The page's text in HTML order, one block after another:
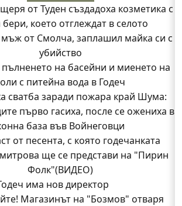
от Туден създадоха козметика с
което отглеждат в селото
от Смолча, заплашил майка си с
убийство
на басейни и миенето на
с питейна вода в Годеч
сватба заради пожара край Шума:
първо гасиха, после се ожениха в
база във Войнеговци
от песента, с която годечанката
ще се представи на "Пирин
Фолк"(ВИДЕО)
има нов директор
Магазинът на "Бозмов" отваря